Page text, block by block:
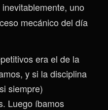
uno
mecánico del día
era el de la
y si la disciplina
siempre)
Luego íbamos